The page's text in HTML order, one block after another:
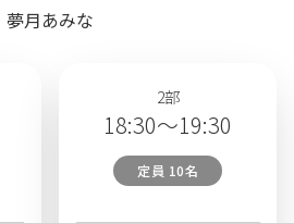
夢月あみな
2部
18:30～19:30
定員 10名